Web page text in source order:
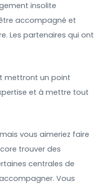
insolite
accompagné et
Les partenaires qui ont
mettront un point
et à mettre tout
vous aimeriez faire
trouver des
centrales de
Vous